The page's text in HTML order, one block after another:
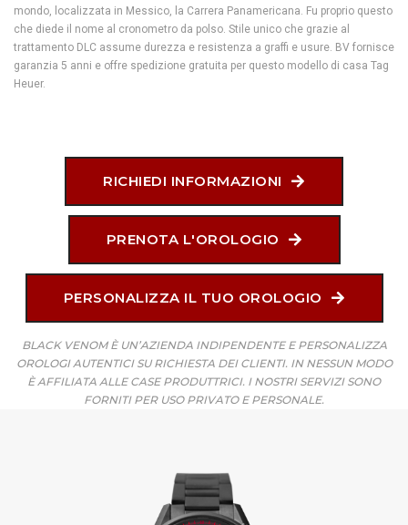
mondo, localizzata in Messico, la Carrera Panamericana. Fu proprio questo
che diede il nome al cronometro da polso. Stile unico che grazie al
trattamento DLC assume durezza e resistenza a graffi e usure. BV fornisce
garanzia 5 anni e offre spedizione gratuita per questo modello di casa Tag
Heuer.
RICHIEDI INFORMAZIONI
PRENOTA L'OROLOGIO
PERSONALIZZA IL TUO OROLOGIO
BLACK VENOM È UN’AZIENDA INDIPENDENTE E PERSONALIZZA
OROLOGI AUTENTICI SU RICHIESTA DEI CLIENTI. IN NESSUN MODO
È AFFILIATA ALLE CASE PRODUTTRICI. I NOSTRI SERVIZI SONO
FORNITI PER USO PRIVATO E PERSONALE.